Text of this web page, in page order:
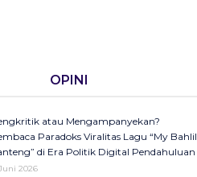
OPINI
atau Mengampanyekan?
Paradoks Viralitas Lagu “My Bahlil
di Era Politik Digital Pendahuluan
2026